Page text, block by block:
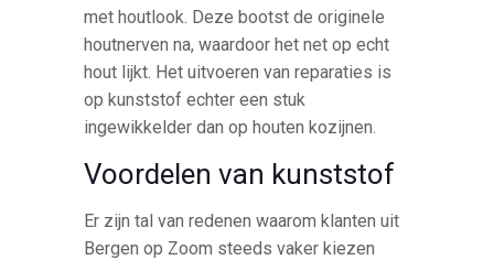
met houtlook. Deze bootst de originele
houtnerven na, waardoor het net op echt
hout lijkt. Het uitvoeren van reparaties is
op kunststof echter een stuk
ingewikkelder dan op houten kozijnen.
Voordelen van kunststof
Er zijn tal van redenen waarom klanten uit
Bergen op Zoom steeds vaker kiezen